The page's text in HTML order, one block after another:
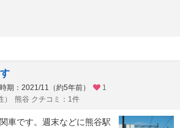
期：2021/11（約5年前）
1
熊谷 クチコミ：1件
車です。週末などに熊谷駅